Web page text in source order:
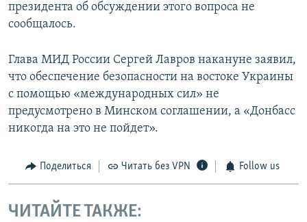
президента об обсуждении этого вопроса не
сообщалось.
Глава МИД России Сергей Лавров накануне заявил,
что обеспечение безопасности на востоке Украины
с помощью «международных сил» не
предусмотрено в Минском соглашении, а «Донбасс
никогда на это не пойдет».
Поделиться Читать без VPN Follow us
ЧИТАЙТЕ ТАКЖЕ: